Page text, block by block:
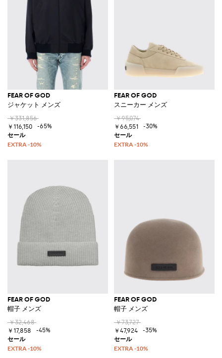
FEAR OF GOD
ジャケット メンズ
￥331,856
￥116,150
-65%
FEAR OF GOD
スニーカー メンズ
￥95,074
￥66,551
-30%
FEAR OF GOD
帽子 メンズ
￥32,468
￥17,858
-45%
FEAR OF GOD
帽子 メンズ
￥73,727
￥47,924
-35%